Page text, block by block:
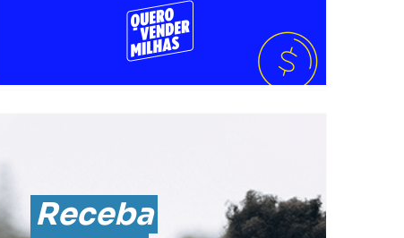
Receba